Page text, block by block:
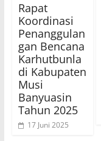
Rapat
Koordinasi
Penanggulan
gan Bencana
Karhutbunla
di Kabupaten
Musi
Banyuasin
Tahun 2025
17 Juni 2025